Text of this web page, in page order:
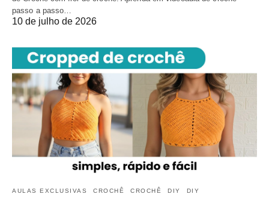
passo a passo…
10 de julho de 2026
AULAS EXCLUSIVAS CROCHÊ CROCHÊ DIY DIY